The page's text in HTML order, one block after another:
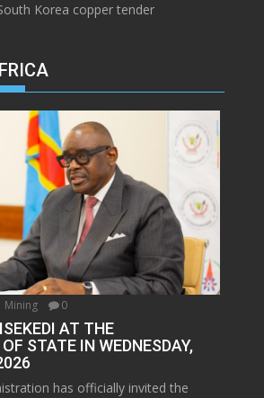
Korea copper tender
Mining 0
AT THE
STATE IN WEDNESDAY,
has officially invited the